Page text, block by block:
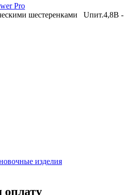
Pro
шестеренками Uпит.4,8В -
изделия